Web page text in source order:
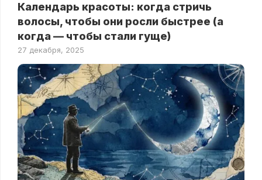
Календарь красоты: когда стричь
волосы, чтобы они росли быстрее (а
когда — чтобы стали гуще)
27 декабря, 2025